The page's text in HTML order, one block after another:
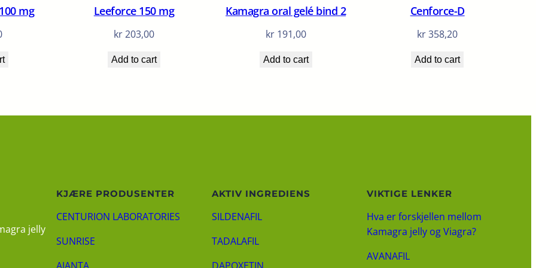
mg Leeforce 150 mg
kr203,00
Add to cart
Kamagra oral gelé bind 2
kr191,00
Add to cart
Cenforce-D
kr358,20
Add to cart
jelly
KJÆRE PRODUSENTER
CENTURION LABORATORIES
SUNRISE
AJANTA
AKTIV INGREDIENS
SILDENAFIL
TADALAFIL
DAPOXETIN
VIKTIGE LENKER
Hva er forskjellen mellom
Kamagra jelly og Viagra?
AVANAFIL